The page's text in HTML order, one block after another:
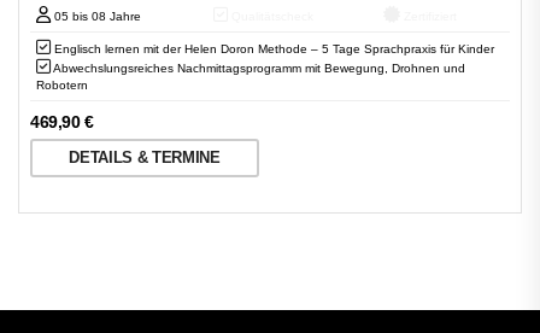
05 bis 08 Jahre
Englisch lernen mit der Helen Doron Methode – 5 Tage Sprachpraxis für Kinder
Abwechslungsreiches Nachmittagsprogramm mit Bewegung, Drohnen und
Robotern
469,90€
DETAILS & TERMINE